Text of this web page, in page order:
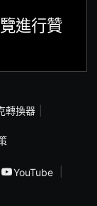
進行贊
轉換器
YouTube